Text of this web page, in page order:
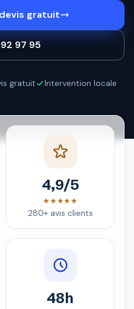
gratuit
97 95
gratuit
Intervention locale
4,9/5
★★★★★
280+ avis clients
48h